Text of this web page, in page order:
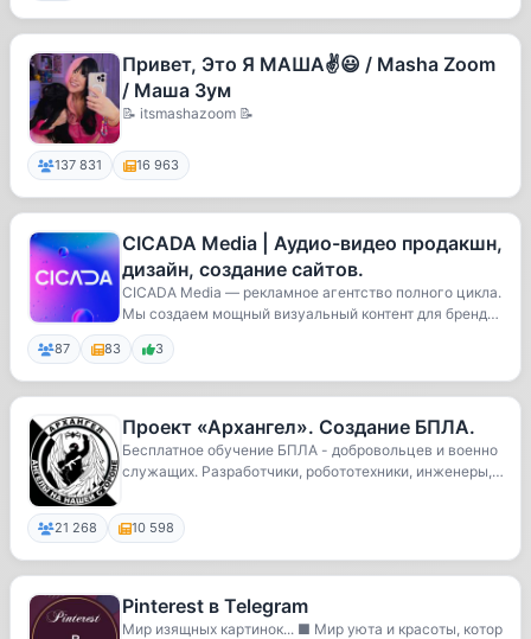
Привет, Это Я МАША✌️😃 / Masha Zoom
/ Маша Зум
📝 itsmashazoom 📝
137 831 16 963
CICADA Media | Аудио-видео продакшн,
дизайн, создание сайтов.
CICADA Media — рекламное агентство полного цикла.
Мы создаем мощный визуальный контент для бренд
о...
87 83 3
Проект «Архангел». Создание БПЛА.
Бесплатное обучение БПЛА - добровольцев и военно
служащих. Разработчики, робототехники, инженеры,
21 268 10 598
Pinterest в Telegram
Мир изящных картинок... ■ Мир уюта и красоты, котор